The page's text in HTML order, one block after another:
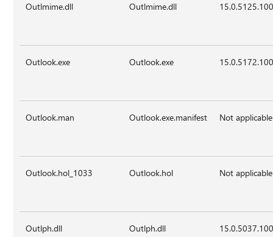
Outlmime.dll Outlmime.dll
Outlook.exe Outlook.exe
Outlook.man Outlook.exe.manifest Not applicable
Outlook.hol_1033 Outlook.hol Not applicable
Outlph.dll Outlph.dll